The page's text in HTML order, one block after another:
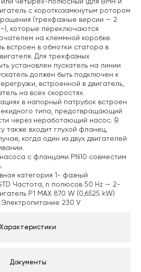
Характеристики
Документы
или четырех-полюсный (для BMH и
с короткозамкнутым ротором
(трехфазные версии — 2
которые переключаются
на клеммной коробке.
встроен в обмотки статора в
Для трехфазных
установлен пускатель на линии
должен быть подключен к
встроенной в двигатель,
на всех скоростях.
в напорный патрубок встроен
типа, предотвращающий
через неработающий насос. В
также входит глухой фланец,
когда один из двух двигателей
с фланцами PN10 совместим
категория 1- фазный
Частота, n полюсов 50 Hz — 2-
P1 MAX 870 W (0,6525 kW)
Электропитание 230 V